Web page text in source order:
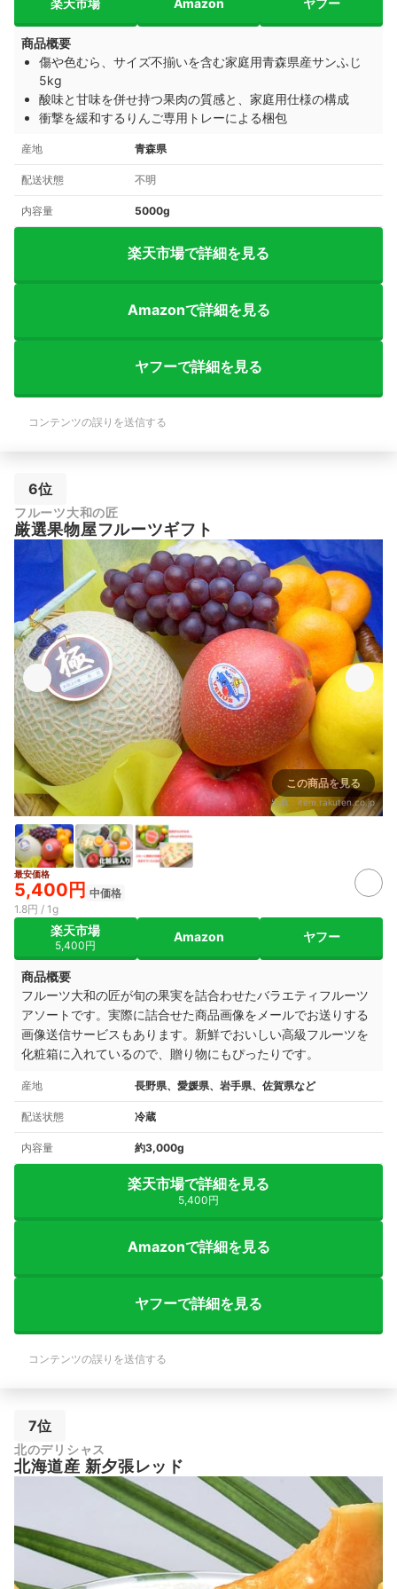
楽天市場 Amazon ヤフー
商品概要
傷や色むら、サイズ不揃いを含む家庭用青森県産サンふじ
5kg
酸味と甘味を併せ持つ果肉の質感と、家庭用仕様の構成
衝撃を緩和するりんご専用トレーによる梱包
産地 青森県
配送状態 不明
内容量 5000g
楽天市場で詳細を見る
Amazonで詳細を見る
ヤフーで詳細を見る
コンテンツの誤りを送信する
6位
フルーツ大和の匠
厳選果物屋フルーツギフト
この商品を見る
出典： item.rakuten.co.jp
最安価格
5,400円 中価格
1.8円 / 1g
楽天市場
5,400円
Amazon ヤフー
商品概要
フルーツ大和の匠が旬の果実を詰合わせたバラエティフルーツ
アソートです。実際に詰合せた商品画像をメールでお送りする
画像送信サービスもあります。新鮮でおいしい高級フルーツを
化粧箱に入れているので、贈り物にもぴったりです。
産地 長野県、愛媛県、岩手県、佐賀県など
配送状態 冷蔵
内容量 約3,000g
楽天市場で詳細を見る
5,400円
Amazonで詳細を見る
ヤフーで詳細を見る
コンテンツの誤りを送信する
7位
北のデリシャス
北海道産 新夕張レッド